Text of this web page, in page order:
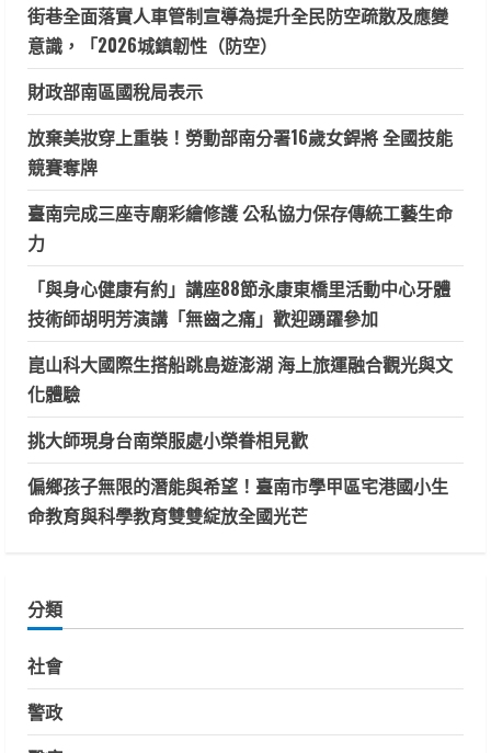
街巷全面落實人車管制宣導為提升全民防空疏散及應變
意識，「2026城鎮韌性（防空）
財政部南區國稅局表示
放棄美妝穿上重裝！勞動部南分署16歲女銲將 全國技能
競賽奪牌
臺南完成三座寺廟彩繪修護 公私協力保存傳統工藝生命
力
「與身心健康有約」講座88節永康東橋里活動中心牙體
技術師胡明芳演講「無齒之痛」歡迎踴躍參加
崑山科大國際生搭船跳島遊澎湖 海上旅運融合觀光與文
化體驗
挑大師現身台南榮服處小榮眷相見歡
偏鄉孩子無限的潛能與希望！臺南市學甲區宅港國小生
命教育與科學教育雙雙綻放全國光芒
分類
社會
警政